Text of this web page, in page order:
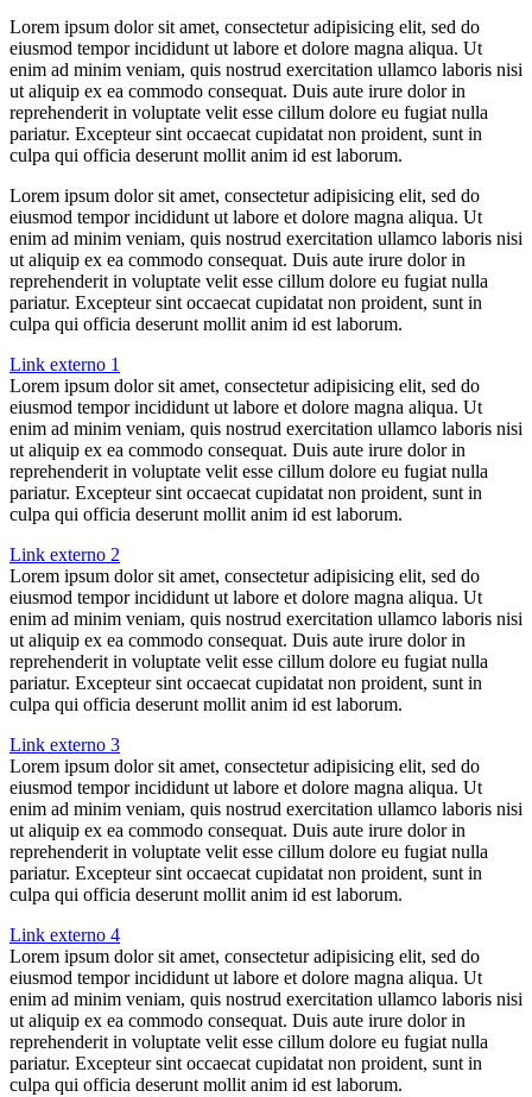
Lorem ipsum dolor sit amet, consectetur adipisicing elit, sed do
eiusmod tempor incididunt ut labore et dolore magna aliqua. Ut
enim ad minim veniam, quis nostrud exercitation ullamco laboris nisi
ut aliquip ex ea commodo consequat. Duis aute irure dolor in
reprehenderit in voluptate velit esse cillum dolore eu fugiat nulla
pariatur. Excepteur sint occaecat cupidatat non proident, sunt in
culpa qui officia deserunt mollit anim id est laborum.
Lorem ipsum dolor sit amet, consectetur adipisicing elit, sed do
eiusmod tempor incididunt ut labore et dolore magna aliqua. Ut
enim ad minim veniam, quis nostrud exercitation ullamco laboris nisi
ut aliquip ex ea commodo consequat. Duis aute irure dolor in
reprehenderit in voluptate velit esse cillum dolore eu fugiat nulla
pariatur. Excepteur sint occaecat cupidatat non proident, sunt in
culpa qui officia deserunt mollit anim id est laborum.
Link externo 1
Lorem ipsum dolor sit amet, consectetur adipisicing elit, sed do
eiusmod tempor incididunt ut labore et dolore magna aliqua. Ut
enim ad minim veniam, quis nostrud exercitation ullamco laboris nisi
ut aliquip ex ea commodo consequat. Duis aute irure dolor in
reprehenderit in voluptate velit esse cillum dolore eu fugiat nulla
pariatur. Excepteur sint occaecat cupidatat non proident, sunt in
culpa qui officia deserunt mollit anim id est laborum.
Link externo 2
Lorem ipsum dolor sit amet, consectetur adipisicing elit, sed do
eiusmod tempor incididunt ut labore et dolore magna aliqua. Ut
enim ad minim veniam, quis nostrud exercitation ullamco laboris nisi
ut aliquip ex ea commodo consequat. Duis aute irure dolor in
reprehenderit in voluptate velit esse cillum dolore eu fugiat nulla
pariatur. Excepteur sint occaecat cupidatat non proident, sunt in
culpa qui officia deserunt mollit anim id est laborum.
Link externo 3
Lorem ipsum dolor sit amet, consectetur adipisicing elit, sed do
eiusmod tempor incididunt ut labore et dolore magna aliqua. Ut
enim ad minim veniam, quis nostrud exercitation ullamco laboris nisi
ut aliquip ex ea commodo consequat. Duis aute irure dolor in
reprehenderit in voluptate velit esse cillum dolore eu fugiat nulla
pariatur. Excepteur sint occaecat cupidatat non proident, sunt in
culpa qui officia deserunt mollit anim id est laborum.
Link externo 4
Lorem ipsum dolor sit amet, consectetur adipisicing elit, sed do
eiusmod tempor incididunt ut labore et dolore magna aliqua. Ut
enim ad minim veniam, quis nostrud exercitation ullamco laboris nisi
ut aliquip ex ea commodo consequat. Duis aute irure dolor in
reprehenderit in voluptate velit esse cillum dolore eu fugiat nulla
pariatur. Excepteur sint occaecat cupidatat non proident, sunt in
culpa qui officia deserunt mollit anim id est laborum.